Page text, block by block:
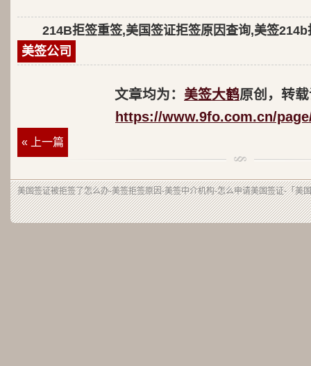
214B拒签重签,美国签证拒签原因查询,美签214b
美签公司
文章均为： 美签大鹤原创，转
https://www.9fo.com.cn/
« 上一篇
美国签证被拒签了怎么办-美签拒签原因-美签中介机构-怎么申请美国签证-「美